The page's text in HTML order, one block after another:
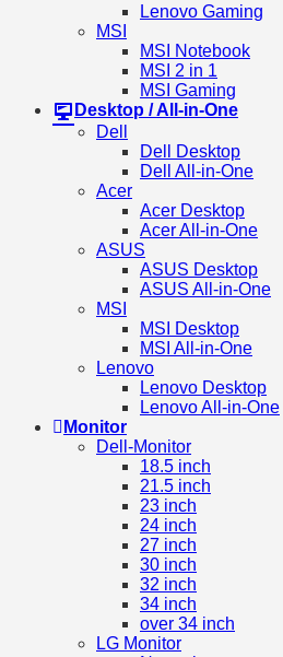
Lenovo Gaming
MSI
MSI Notebook
MSI 2 in 1
MSI Gaming
Desktop / All-in-One
Dell
Dell Desktop
Dell All-in-One
Acer
Acer Desktop
Acer All-in-One
ASUS
ASUS Desktop
ASUS All-in-One
MSI
MSI Desktop
MSI All-in-One
Lenovo
Lenovo Desktop
Lenovo All-in-One
Monitor
Dell-Monitor
18.5 inch
21.5 inch
23 inch
24 inch
27 inch
30 inch
32 inch
34 inch
over 34 inch
LG Monitor